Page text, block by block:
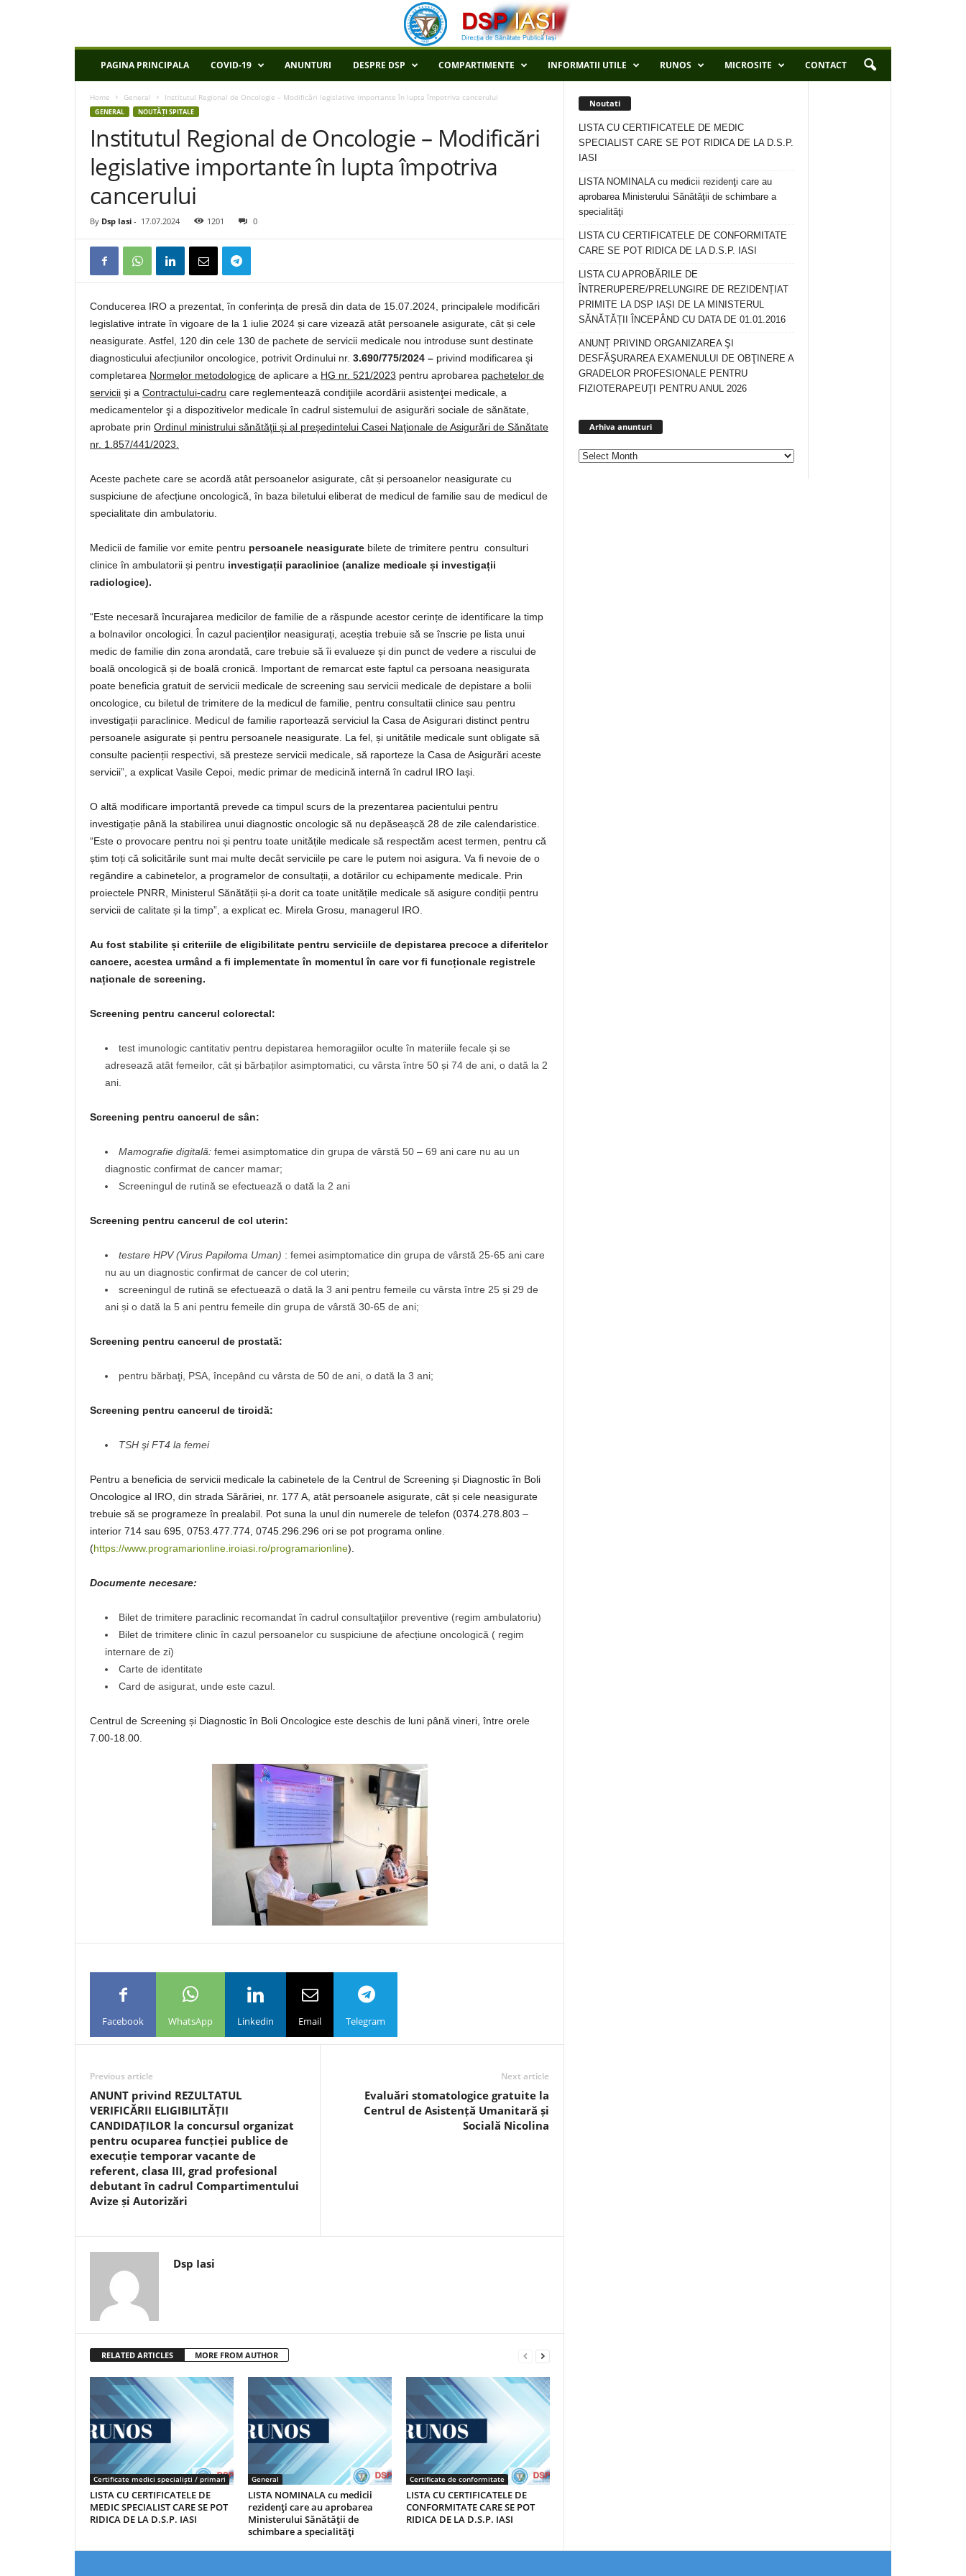
P
PAGINA PRINCIPALA COVID-19 ANUNTURI DESPRE DSP COMPARTIMENTE INFORMATII UTILE RUNOS MICROSITE CONTACT
Home General Institutul Regional de Oncologie – Modificări legislative importante în lupta împotriva cancerului
GENERAL NOUTǍȚI SPITALE
Institutul Regional de Oncologie – Modificări
legislative importante în lupta împotriva
cancerului
By Dsp Iasi - 17.07.2024 1201 0
Conducerea IRO a prezentat, în conferința de presă din data de 15.07.2024, principalele modificări
legislative intrate în vigoare de la 1 iulie 2024 și care vizează atât persoanele asigurate, cât și cele
neasigurate. Astfel, 120 din cele 130 de pachete de servicii medicale nou introduse sunt destinate
diagnosticului afecțiunilor oncologice, potrivit Ordinului nr. 3.690/775/2024 – privind modificarea şi
completarea Normelor metodologice de aplicare a HG nr. 521/2023 pentru aprobarea pachetelor de
servicii şi a Contractului-cadru care reglementează condiţiile acordării asistenţei medicale, a
medicamentelor şi a dispozitivelor medicale în cadrul sistemului de asigurări sociale de sănătate,
aprobate prin Ordinul ministrului sănătăţii şi al preşedintelui Casei Naţionale de Asigurări de Sănătate
nr. 1.857/441/2023.
Aceste pachete care se acordă atât persoanelor asigurate, cât și persoanelor neasigurate cu
suspiciune de afecțiune oncologică, în baza biletului eliberat de medicul de familie sau de medicul de
specialitate din ambulatoriu.
Medicii de familie vor emite pentru persoanele neasigurate bilete de trimitere pentru consulturi
clinice în ambulatorii și pentru investigații paraclinice (analize medicale și investigații
radiologice).
“Este necesară încurajarea medicilor de familie de a răspunde acestor cerințe de identificare la timp
a bolnavilor oncologici. În cazul pacienților neasigurați, aceștia trebuie să se înscrie pe lista unui
medic de familie din zona arondată, care trebuie să îi evalueze și din punct de vedere a riscului de
boală oncologică și de boală cronică. Important de remarcat este faptul ca persoana neasigurata
poate beneficia gratuit de servicii medicale de screening sau servicii medicale de depistare a bolii
oncologice, cu biletul de trimitere de la medicul de familie, pentru consultatii clinice sau pentru
investigații paraclinice. Medicul de familie raportează serviciul la Casa de Asigurari distinct pentru
persoanele asigurate și pentru persoanele neasigurate. La fel, și unitătile medicale sunt obligate să
consulte pacienții respectivi, să presteze servicii medicale, să raporteze la Casa de Asigurări aceste
servicii”, a explicat Vasile Cepoi, medic primar de medicină internă în cadrul IRO Iași.
O altă modificare importantă prevede ca timpul scurs de la prezentarea pacientului pentru
investigație până la stabilirea unui diagnostic oncologic să nu depăseașcă 28 de zile calendaristice.
“Este o provocare pentru noi și pentru toate unitățile medicale să respectăm acest termen, pentru că
știm toți că solicitările sunt mai multe decât serviciile pe care le putem noi asigura. Va fi nevoie de o
regândire a cabinetelor, a programelor de consultații, a dotărilor cu echipamente medicale. Prin
proiectele PNRR, Ministerul Sănătății și-a dorit ca toate unitățile medicale să asigure condiții pentru
servicii de calitate și la timp”, a explicat ec. Mirela Grosu, managerul IRO.
Au fost stabilite și criteriile de eligibilitate pentru serviciile de depistarea precoce a diferitelor
cancere, acestea urmând a fi implementate în momentul în care vor fi funcționale registrele
naționale de screening.
Screening pentru cancerul colorectal:
test imunologic cantitativ pentru depistarea hemoragiilor oculte în materiile fecale și se
adresează atât femeilor, cât și bărbaților asimptomatici, cu vârsta între 50 și 74 de ani, o dată la 2
ani.
Screening pentru cancerul de sân:
Mamografie digitală: femei asimptomatice din grupa de vârstă 50 – 69 ani care nu au un
diagnostic confirmat de cancer mamar;
Screeningul de rutină se efectuează o dată la 2 ani
Screening pentru cancerul de col uterin:
testare HPV (Virus Papiloma Uman) : femei asimptomatice din grupa de vârstă 25-65 ani care
nu au un diagnostic confirmat de cancer de col uterin;
screeningul de rutină se efectuează o dată la 3 ani pentru femeile cu vârsta între 25 și 29 de
ani și o dată la 5 ani pentru femeile din grupa de vârstă 30-65 de ani;
Screening pentru cancerul de prostată:
pentru bărbaţi, PSA, începând cu vârsta de 50 de ani, o dată la 3 ani;
Screening pentru cancerul de tiroidă:
TSH şi FT4 la femei
Pentru a beneficia de servicii medicale la cabinetele de la Centrul de Screening și Diagnostic în Boli
Oncologice al IRO, din strada Sărăriei, nr. 177 A, atât persoanele asigurate, cât și cele neasigurate
trebuie să se programeze în prealabil. Pot suna la unul din numerele de telefon (0374.278.803 –
interior 714 sau 695, 0753.477.774, 0745.296.296 ori se pot programa online.
(https://www.programarionline.iroiasi.ro/programarionline).
Documente necesare:
Bilet de trimitere paraclinic recomandat în cadrul consultaţiilor preventive (regim ambulatoriu)
Bilet de trimitere clinic în cazul persoanelor cu suspiciune de afecțiune oncologică ( regim
internare de zi)
Carte de identitate
Card de asigurat, unde este cazul.
Centrul de Screening și Diagnostic în Boli Oncologice este deschis de luni până vineri, între orele
7.00-18.00.
Facebook WhatsApp Linkedin Email Telegram
Previous article
ANUNT privind REZULTATUL
VERIFICĂRII ELIGIBILITĂȚII
CANDIDAȚILOR la concursul organizat
pentru ocuparea funcției publice de
execuție temporar vacante de
referent, clasa III, grad profesional
debutant în cadrul Compartimentului
Avize și Autorizări
Next article
Evaluări stomatologice gratuite la
Centrul de Asistență Umanitară și
Socială Nicolina
Dsp Iasi
RELATED ARTICLES MORE FROM AUTHOR
Certificate medici specialiști / primari
LISTA CU CERTIFICATELE DE
MEDIC SPECIALIST CARE SE POT
RIDICA DE LA D.S.P. IASI
General
LISTA NOMINALA cu medicii
rezidenţi care au aprobarea
Ministerului Sănătăţii de
schimbare a specialităţi
Certificate de conformitate
LISTA CU CERTIFICATELE DE
CONFORMITATE CARE SE POT
RIDICA DE LA D.S.P. IASI
Noutati
LISTA CU CERTIFICATELE DE MEDIC
SPECIALIST CARE SE POT RIDICA DE LA D.S.P.
IASI
LISTA NOMINALA cu medicii rezidenţi care au
aprobarea Ministerului Sănătăţii de schimbare a
specialităţi
LISTA CU CERTIFICATELE DE CONFORMITATE
CARE SE POT RIDICA DE LA D.S.P. IASI
LISTA CU APROBĂRILE DE
ÎNTRERUPERE/PRELUNGIRE DE REZIDENȚIAT
PRIMITE LA DSP IAȘI DE LA MINISTERUL
SĂNĂTĂȚII ÎNCEPÂND CU DATA DE 01.01.2016
ANUNȚ PRIVIND ORGANIZAREA ŞI
DESFĂŞURAREA EXAMENULUI DE OBŢINERE A
GRADELOR PROFESIONALE PENTRU
FIZIOTERAPEUŢI PENTRU ANUL 2026
Arhiva anunturi